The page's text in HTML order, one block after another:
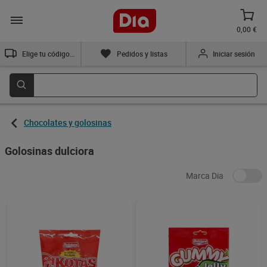
0,00 €
Pedidos y listas Iniciar sesión
Chocolates y golosinas
Golosinas dulciora
Marca Dia